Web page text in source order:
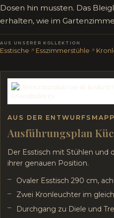
Dosen hin mussten. Das
erhalten, wie im
AUS UNSERER KOLLEKTION
Esstische Esszimmerstühle
AUS DER
Ausführungsplan
Der Esstisch mit Stühlen und
ihrer genauen Position.
Ovaler Esstisch 290 cm,
Zwei Kronleuchter im
Durchgang zu Diele und